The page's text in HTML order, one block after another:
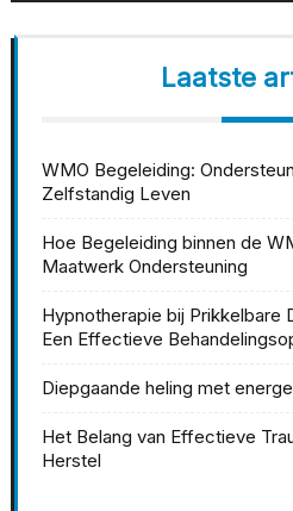
Laatste
WMO Begeleiding:
Zelfstandig Leven
Hoe Begeleiding binnen de
Maatwerk Ondersteuning
Hypnotherapie bij Prikkelbare
Een Effectieve
Diepgaande heling met
Het Belang van Effectieve
Herstel